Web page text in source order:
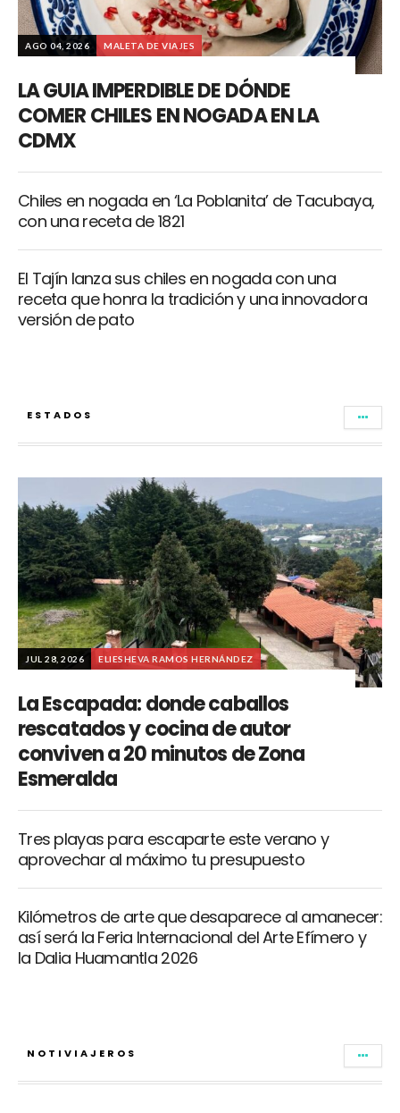
AGO 04, 2026 MALETA DE VIAJES
LA GUIA IMPERDIBLE DE DÓNDE
COMER CHILES EN NOGADA EN LA
CDMX
Chiles en nogada en ‘La Poblanita’ de Tacubaya,
con una receta de 1821
El Tajín lanza sus chiles en nogada con una
receta que honra la tradición y una innovadora
versión de pato
ESTADOS
JUL 28, 2026 ELIESHEVA RAMOS HERNÁNDEZ
La Escapada: donde caballos
rescatados y cocina de autor
conviven a 20 minutos de Zona
Esmeralda
Tres playas para escaparte este verano y
aprovechar al máximo tu presupuesto
Kilómetros de arte que desaparece al amanecer:
así será la Feria Internacional del Arte Efímero y
la Dalia Huamantla 2026
NOTIVIAJEROS